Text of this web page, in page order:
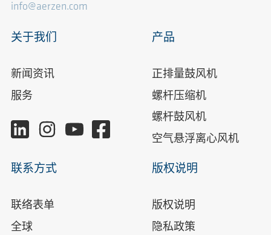
info@aerzen.com
关于我们
新闻资讯
服务
产品
正排量鼓风机
螺杆压缩机
螺杆鼓风机
空气悬浮离心风机
联系方式
联络表单
全球
版权说明
版权说明
隐私政策